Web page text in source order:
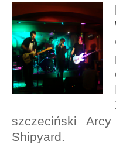
szczeciński
Shipyard.